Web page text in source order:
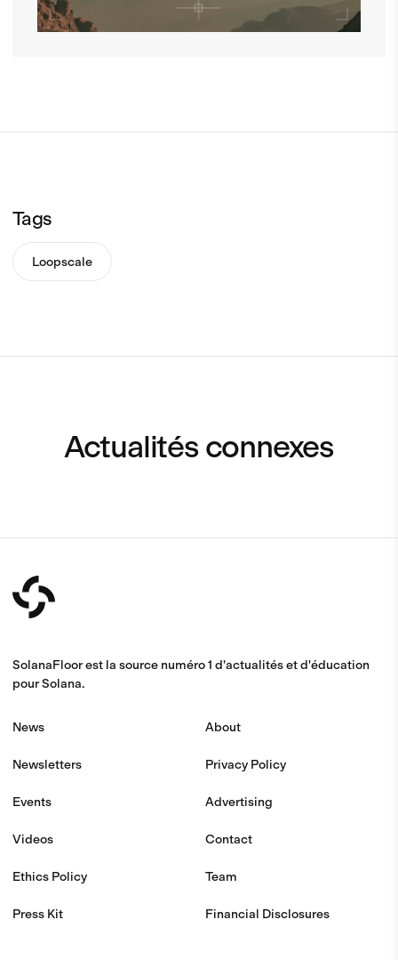
Tags
Loopscale
Actualités connexes
SolanaFloor est la source numéro 1 d'actualités et d'éducation
pour Solana.
News
Newsletters
Events
Videos
Ethics Policy
Press Kit
About
Privacy Policy
Advertising
Contact
Team
Financial Disclosures